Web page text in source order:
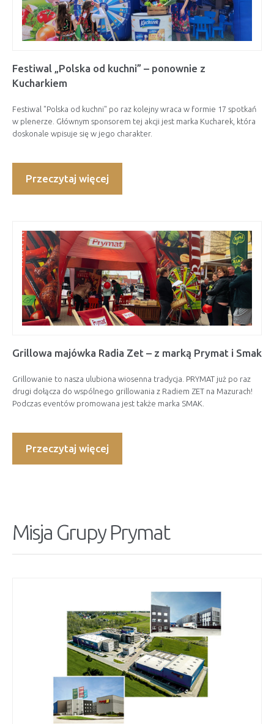
Festiwal „Polska od kuchni” – ponownie z
Kucharkiem
Festiwal "Polska od kuchni" po raz kolejny wraca w formie 17 spotkań
w plenerze. Głównym sponsorem tej akcji jest marka Kucharek, która
doskonale wpisuje się w jego charakter.
Przeczytaj więcej
Grillowa majówka Radia Zet – z marką Prymat i Smak
Grillowanie to nasza ulubiona wiosenna tradycja. PRYMAT już po raz
drugi dołącza do wspólnego grillowania z Radiem ZET na Mazurach!
Podczas eventów promowana jest także marka SMAK.
Przeczytaj więcej
Misja Grupy Prymat